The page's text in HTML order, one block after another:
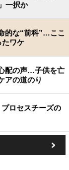
一択か
的な“前科”…ここ
たワケ
配の声…子供を亡
アの道のり
ロセスチーズの